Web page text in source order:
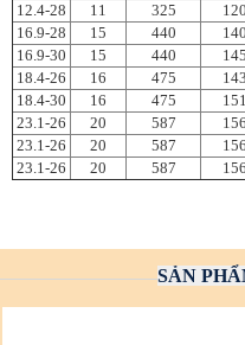
12.4-28 11 325
16.9-28
15 440
16.9-30
15 440
18.4-26
16 475
18.4-30
16 475
23.1-26
20 587
23.1-26
20 587
23.1-26
20 587
SẢN